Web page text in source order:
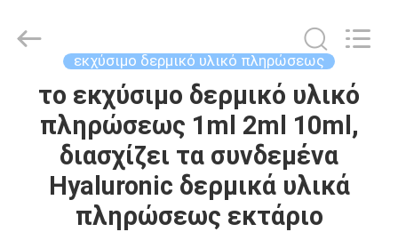
ΣΠΊΤΙ
ΠΡΟΪΌΝΤΑ
ΣΧΕΤΙΚΆ
International
Trading
εκχύσιμο δερμικό υλικό πληρώσεως
το εκχύσιμο δερμικό υλικό
πληρώσεως 1ml 2ml 10ml,
διασχίζει τα συνδεμένα
Hyaluronic δερμικά υλικά
πληρώσεως εκτάριο